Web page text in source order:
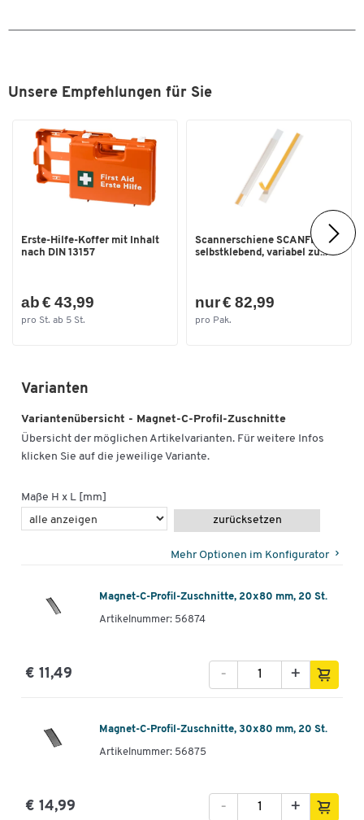
Unsere Empfehlungen für Sie
Erste-Hilfe-Koffer mit Inhalt
nach DIN 13157
ab € 43,99
pro St. ab 5 St.
Scannerschiene SCANFIX,
selbstklebend, variabel zu...
nur € 82,99
pro Pak.
Varianten
Variantenübersicht - Magnet-C-Profil-Zuschnitte
Übersicht der möglichen Artikelvarianten. Für weitere Infos
klicken Sie auf die jeweilige Variante.
Maße H x L [mm]
zurücksetzen
Mehr Optionen im Konfigurator
Magnet-C-Profil-Zuschnitte, 20x80 mm, 20 St.
Artikelnummer: 56874
€ 11,49 +
-
Magnet-C-Profil-Zuschnitte, 30x80 mm, 20 St.
Artikelnummer: 56875
€ 14,99 +
-
Zum Zoomen doppeltippen